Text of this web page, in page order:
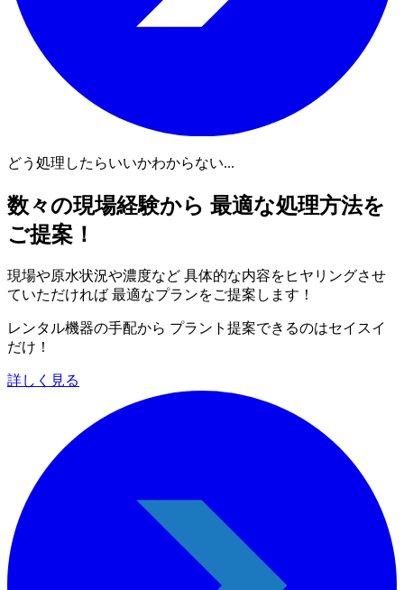
どう処理したらいいかわからない...
数々の現場経験から 最適な処理方法を
ご提案！
現場や原水状況や濃度など 具体的な内容をヒヤリングさせ
ていただければ 最適なプランをご提案します！
レンタル機器の手配から プラント提案できるのはセイスイ
だけ！
詳しく見る